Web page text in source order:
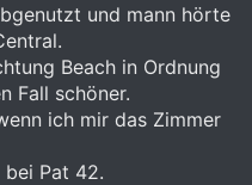
und mann hörte
Beach in Ordnung
Fall schöner.
ich mir das Zimmer
Pat 42.